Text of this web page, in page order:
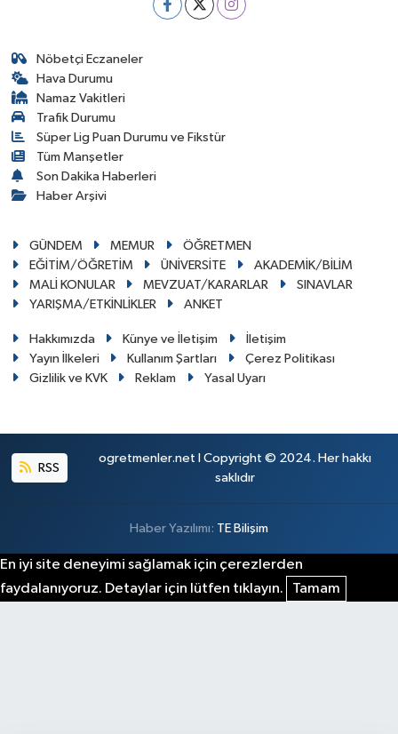
Nöbetçi Eczaneler
Hava Durumu
Namaz Vakitleri
Trafik Durumu
Süper Lig Puan Durumu ve Fikstür
Tüm Manşetler
Son Dakika Haberleri
Haber Arşivi
GÜNDEM MEMUR
ÖĞRETMEN
EĞİTİM/ÖĞRETİM
ÜNİVERSİTE
AKADEMİK/BİLİM
MALİ KONULAR
MEVZUAT/KARARLAR
SINAVLAR
YARIŞMA/ETKİNLİKLER
ANKET
Hakkımızda Künye ve İletişim
İletişim
Yayın İlkeleri
Kullanım Şartları
Çerez Politikası
Gizlilik ve KVK
Reklam Yasal Uyarı
RSS
ogretmenler.net I Copyright © 2024. Her hakkı
saklıdır
Haber Yazılımı: TE Bilişim
En iyi site deneyimi sağlamak için çerezlerden
faydalanıyoruz. Detaylar için lütfen tıklayın.
Tamam